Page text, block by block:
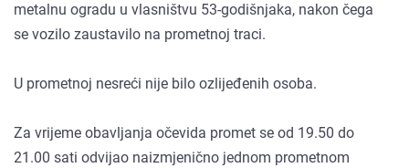
metalnu ogradu u vlasništvu 53-godišnjaka, nakon čega
se vozilo zaustavilo na prometnoj traci.
U prometnoj nesreći nije bilo ozlijeđenih osoba.
Za vrijeme obavljanja očevida promet se od 19.50 do
21.00 sati odvijao naizmjenično jednom prometnom